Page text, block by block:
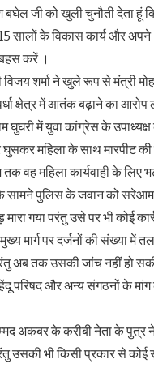
बघेल जी को खुली चुनौती देता हूं
सालों के विकास कार्य और अपने
करें ।
विजय शर्मा ने खुले रूप से मंत्री
क्षेत्र में आतंक बढ़ाने का आरोप
घुघरी में युवा कांग्रेस के उपाध्यक्ष
महिला के साथ मारपीट की
वह महिला कार्यवाही के लिए
सामने पुलिस के जवान को
मारा गया परंतु उसे पर भी कोई
मार्ग पर दर्जनों की संख्या में
अब तक उसकी जांच नहीं हो सकी
परिषद और अन्य संगठनों के मांग
अकबर के करीबी नेता के पुत्र
उसकी भी किसी प्रकार से कोई